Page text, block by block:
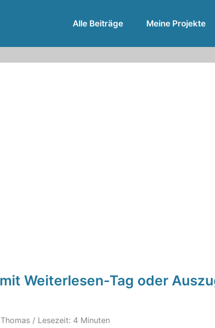
Alle Beiträge Meine Projekte
Weiterlesen-Tag oder
Thomas / Lesezeit: 4 Minuten